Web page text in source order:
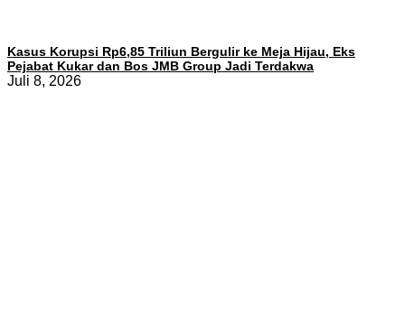
Kasus Korupsi Rp6,85 Triliun Bergulir ke Meja Hijau, Eks
Pejabat Kukar dan Bos JMB Group Jadi Terdakwa
Juli 8, 2026